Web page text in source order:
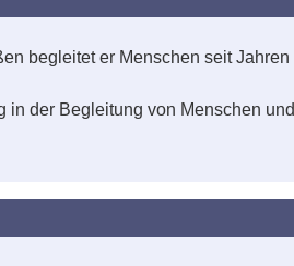
begleitet er Menschen seit Jahren
in der Begleitung von Menschen und